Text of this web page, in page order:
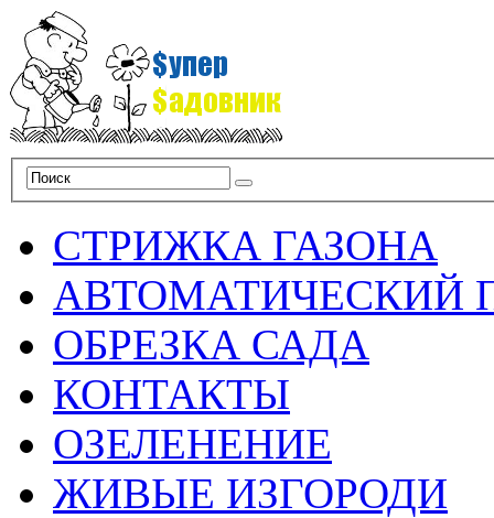
СТРИЖКА ГАЗОНА
АВТОМАТИЧЕСКИЙ
ОБРЕЗКА САДА
КОНТАКТЫ
ОЗЕЛЕНЕНИЕ
ЖИВЫЕ ИЗГОРОДИ